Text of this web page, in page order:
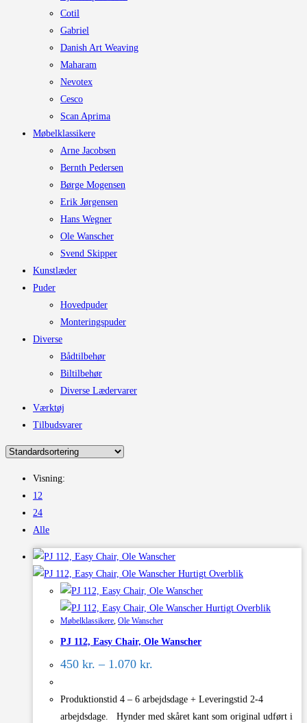
Cotil
Gabriel
Danish Art Weaving
Maharam
Nevotex
Cesco
Scan Aprima
Møbelklassikere
Arne Jacobsen
Bernth Pedersen
Børge Mogensen
Erik Jørgensen
Hans Wegner
Ole Wanscher
Svend Skipper
Kunstlæder
Puder
Hovedpuder
Monteringspuder
Diverse
Bådtilbehør
Biltilbehør
Diverse Lædervarer
Værktøj
Tilbudsvarer
Visning:
12
24
Alle
Hurtigt Overblik
Hurtigt Overblik
Møbelklassikere, Ole Wanscher
PJ 112, Easy Chair, Ole Wanscher
450 kr. – 1.070 kr.
1.070 kr.
Produktionstid 4 – 6 arbejdsdage + Leveringstid 2-4
arbejdsdage. Hynder med skåret kant som original udført i